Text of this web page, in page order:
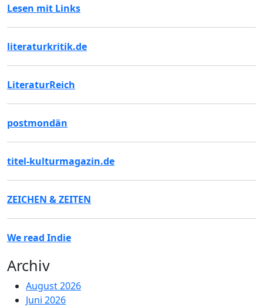
Lesen mit Links
literaturkritik.de
LiteraturReich
postmondän
titel-kulturmagazin.de
ZEICHEN & ZEITEN
We read Indie
Archiv
August 2026
Juni 2026